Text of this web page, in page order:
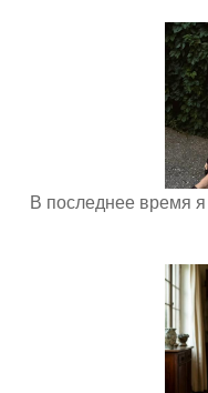
В последнее время